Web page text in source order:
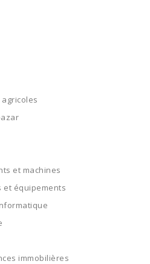
et machines
et équipements
immobilières